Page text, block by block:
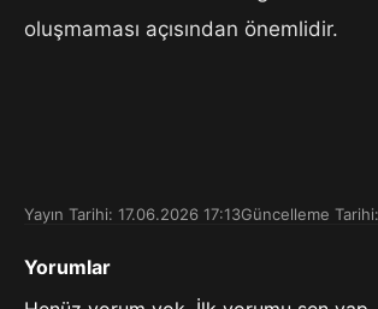
oluşmaması açısından önemlidir.
Yayın Tarihi: 17.06.2026 17:13Güncelleme
Yorumlar